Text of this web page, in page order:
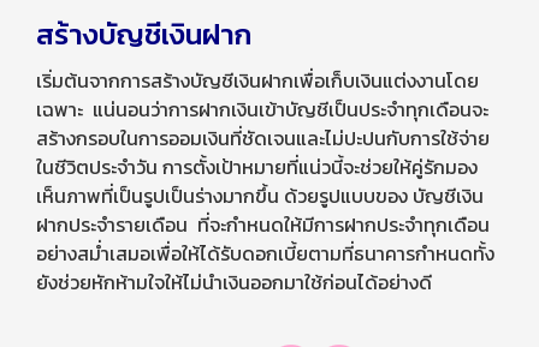
สร้างบัญชีเงินฝาก
เริ่มต้นจากการสร้างบัญชีเงินฝากเพื่อเก็บเงินแต่งงานโดย
เฉพาะ แน่นอนว่าการฝากเงินเข้าบัญชีเป็นประจำทุกเดือนจะ
สร้างกรอบในการออมเงินที่ชัดเจนและไม่ปะปนกับการใช้จ่าย
ในชีวิตประจำวัน การตั้งเป้าหมายที่แน่วนี้จะช่วยให้คู่รักมอง
เห็นภาพที่เป็นรูปเป็นร่างมากขึ้น ด้วยรูปแบบของ บัญชีเงิน
ฝากประจำรายเดือน ที่จะกำหนดให้มีการฝากประจำทุกเดือน
อย่างสม่ำเสมอเพื่อให้ได้รับดอกเบี้ยตามที่ธนาคารกำหนดทั้ง
ยังช่วยหักห้ามใจให้ไม่นำเงินออกมาใช้ก่อนได้อย่างดี